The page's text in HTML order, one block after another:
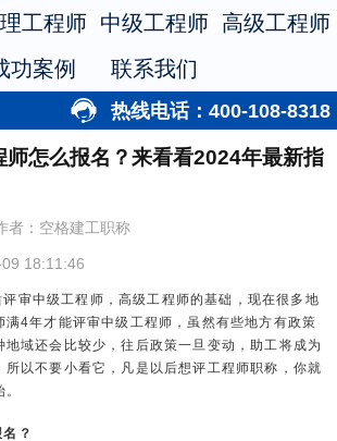
工程师 中级工程师 高级工程师
功案例 联系我们
热线电话：400-108-8318
师怎么报名？来看看2024年最新指
者：空格建工职称
18:11:46
审中级工程师，高级工程师的基础，现在很多地
满4年才能评审中级工程师，虽然有些地方有政策
地域还会比较少，往后政策一旦变动，助工将成为
所以不要小看它，凡是以后想评工程师职称，你就
？